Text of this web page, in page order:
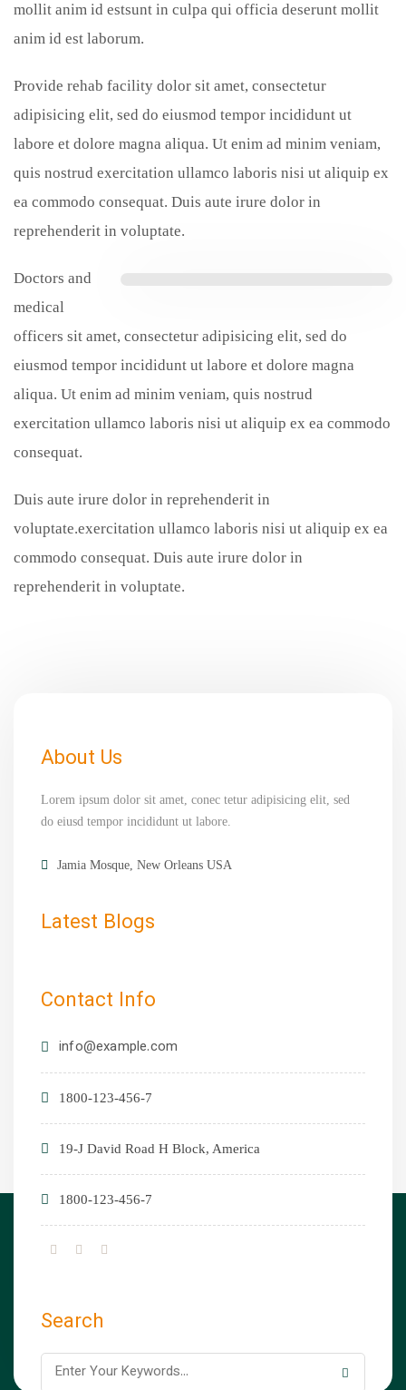
mollit anim id estsunt in culpa qui officia deserunt mollit
anim id est laborum.
Provide rehab facility dolor sit amet, consectetur
adipisicing elit, sed do eiusmod tempor incididunt ut
labore et dolore magna aliqua. Ut enim ad minim veniam,
quis nostrud exercitation ullamco laboris nisi ut aliquip ex
ea commodo consequat. Duis aute irure dolor in
reprehenderit in voluptate.
Doctors and
medical
officers sit amet, consectetur adipisicing elit, sed do
eiusmod tempor incididunt ut labore et dolore magna
aliqua. Ut enim ad minim veniam, quis nostrud
exercitation ullamco laboris nisi ut aliquip ex ea commodo
consequat.
Duis aute irure dolor in reprehenderit in
voluptate.exercitation ullamco laboris nisi ut aliquip ex ea
commodo consequat. Duis aute irure dolor in
reprehenderit in voluptate.
About Us
Lorem ipsum dolor sit amet, conec tetur adipisicing elit, sed
do eiusd tempor incididunt ut labore.
Jamia Mosque, New Orleans USA
Latest Blogs
Contact Info
info@example.com
1800-123-456-7
19-J David Road H Block, America
1800-123-456-7
Search